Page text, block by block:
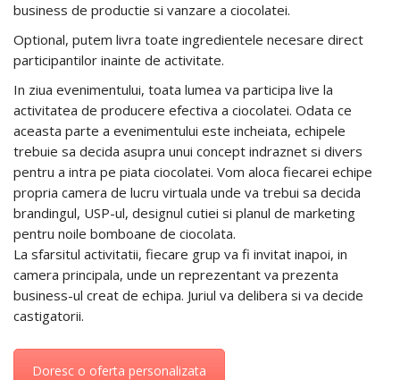
business de productie si vanzare a ciocolatei.
Optional, putem livra toate ingredientele necesare direct
participantilor inainte de activitate.
In ziua evenimentului, toata lumea va participa live la
activitatea de producere efectiva a ciocolatei. Odata ce
aceasta parte a evenimentului este incheiata, echipele
trebuie sa decida asupra unui concept indraznet si divers
pentru a intra pe piata ciocolatei. Vom aloca fiecarei echipe
propria camera de lucru virtuala unde va trebui sa decida
brandingul, USP-ul, designul cutiei si planul de marketing
pentru noile bomboane de ciocolata.
La sfarsitul activitatii, fiecare grup va fi invitat inapoi, in
camera principala, unde un reprezentant va prezenta
business-ul creat de echipa. Juriul va delibera si va decide
castigatorii.
Doresc o oferta personalizata